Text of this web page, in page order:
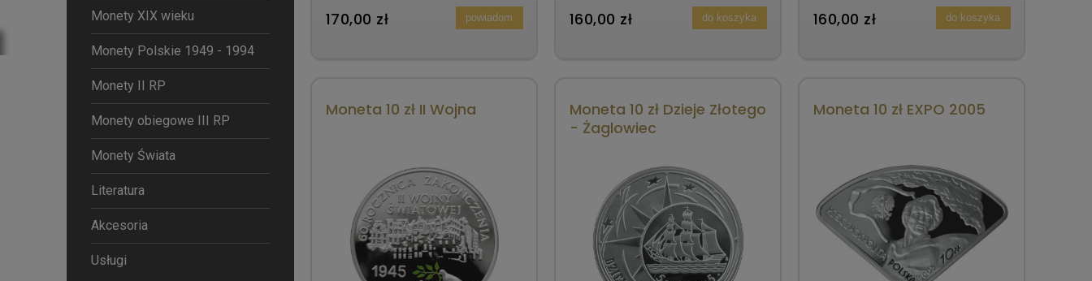
Monety XIX wieku
Monety Polskie 1949 - 1994
Monety II RP
Monety obiegowe III RP
Monety Świata
Literatura
Akcesoria
Usługi
170,00 zł powiadom 160,00 zł do koszyka 160,00 zł do koszyka
Moneta 10 zł II Wojna
Moneta 10 zł Dzieje Złotego
- Żaglowiec
Moneta 10 zł EXPO 2005